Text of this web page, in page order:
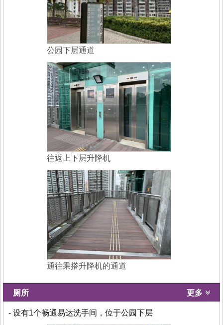
公园下层通道
往返上下层升降机
通往乘搭升降机的通道
厕所 更多
- 设有1个畅通易达洗手间，位于公园下层